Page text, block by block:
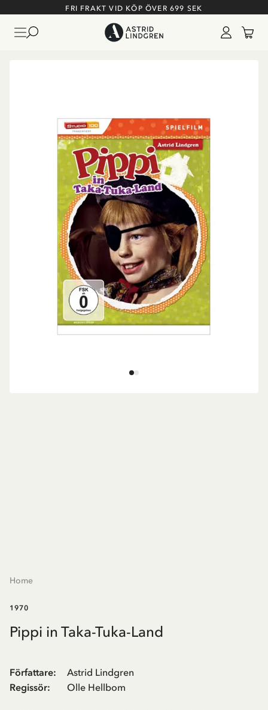
FRI FRAKT VID KÖP ÖVER 699 SEK
Home
1970
Pippi in Taka-Tuka-Land
Författare:
Astrid Lindgren
Regissör: Olle Hellbom